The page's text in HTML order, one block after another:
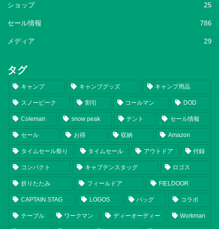
ショップ 25
セール情報 786
メディア 29
タグ
キャンプ キャンプグッズ キャンプ用品
スノーピーク 割引 コールマン DOD
Coleman snow peak テント セール情報
セール お得 収納 Amazon
タイムセール祭り タイムセール アウトドア 付録
コンパクト キャプテンスタッグ ロゴス
折りたたみ フィールドア FIELDOOR
CAPTAIN STAG LOGOS バッグ コラボ
テーブル ワークマン ディーオーディー Workman